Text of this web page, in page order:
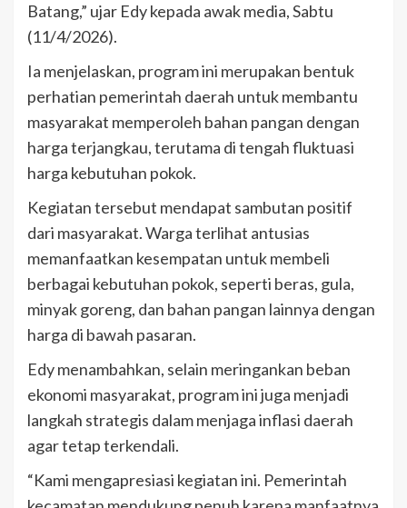
Batang,” ujar Edy kepada awak media, Sabtu
(11/4/2026).
Ia menjelaskan, program ini merupakan bentuk
perhatian pemerintah daerah untuk membantu
masyarakat memperoleh bahan pangan dengan
harga terjangkau, terutama di tengah fluktuasi
harga kebutuhan pokok.
Kegiatan tersebut mendapat sambutan positif
dari masyarakat. Warga terlihat antusias
memanfaatkan kesempatan untuk membeli
berbagai kebutuhan pokok, seperti beras, gula,
minyak goreng, dan bahan pangan lainnya dengan
harga di bawah pasaran.
Edy menambahkan, selain meringankan beban
ekonomi masyarakat, program ini juga menjadi
langkah strategis dalam menjaga inflasi daerah
agar tetap terkendali.
“Kami mengapresiasi kegiatan ini. Pemerintah